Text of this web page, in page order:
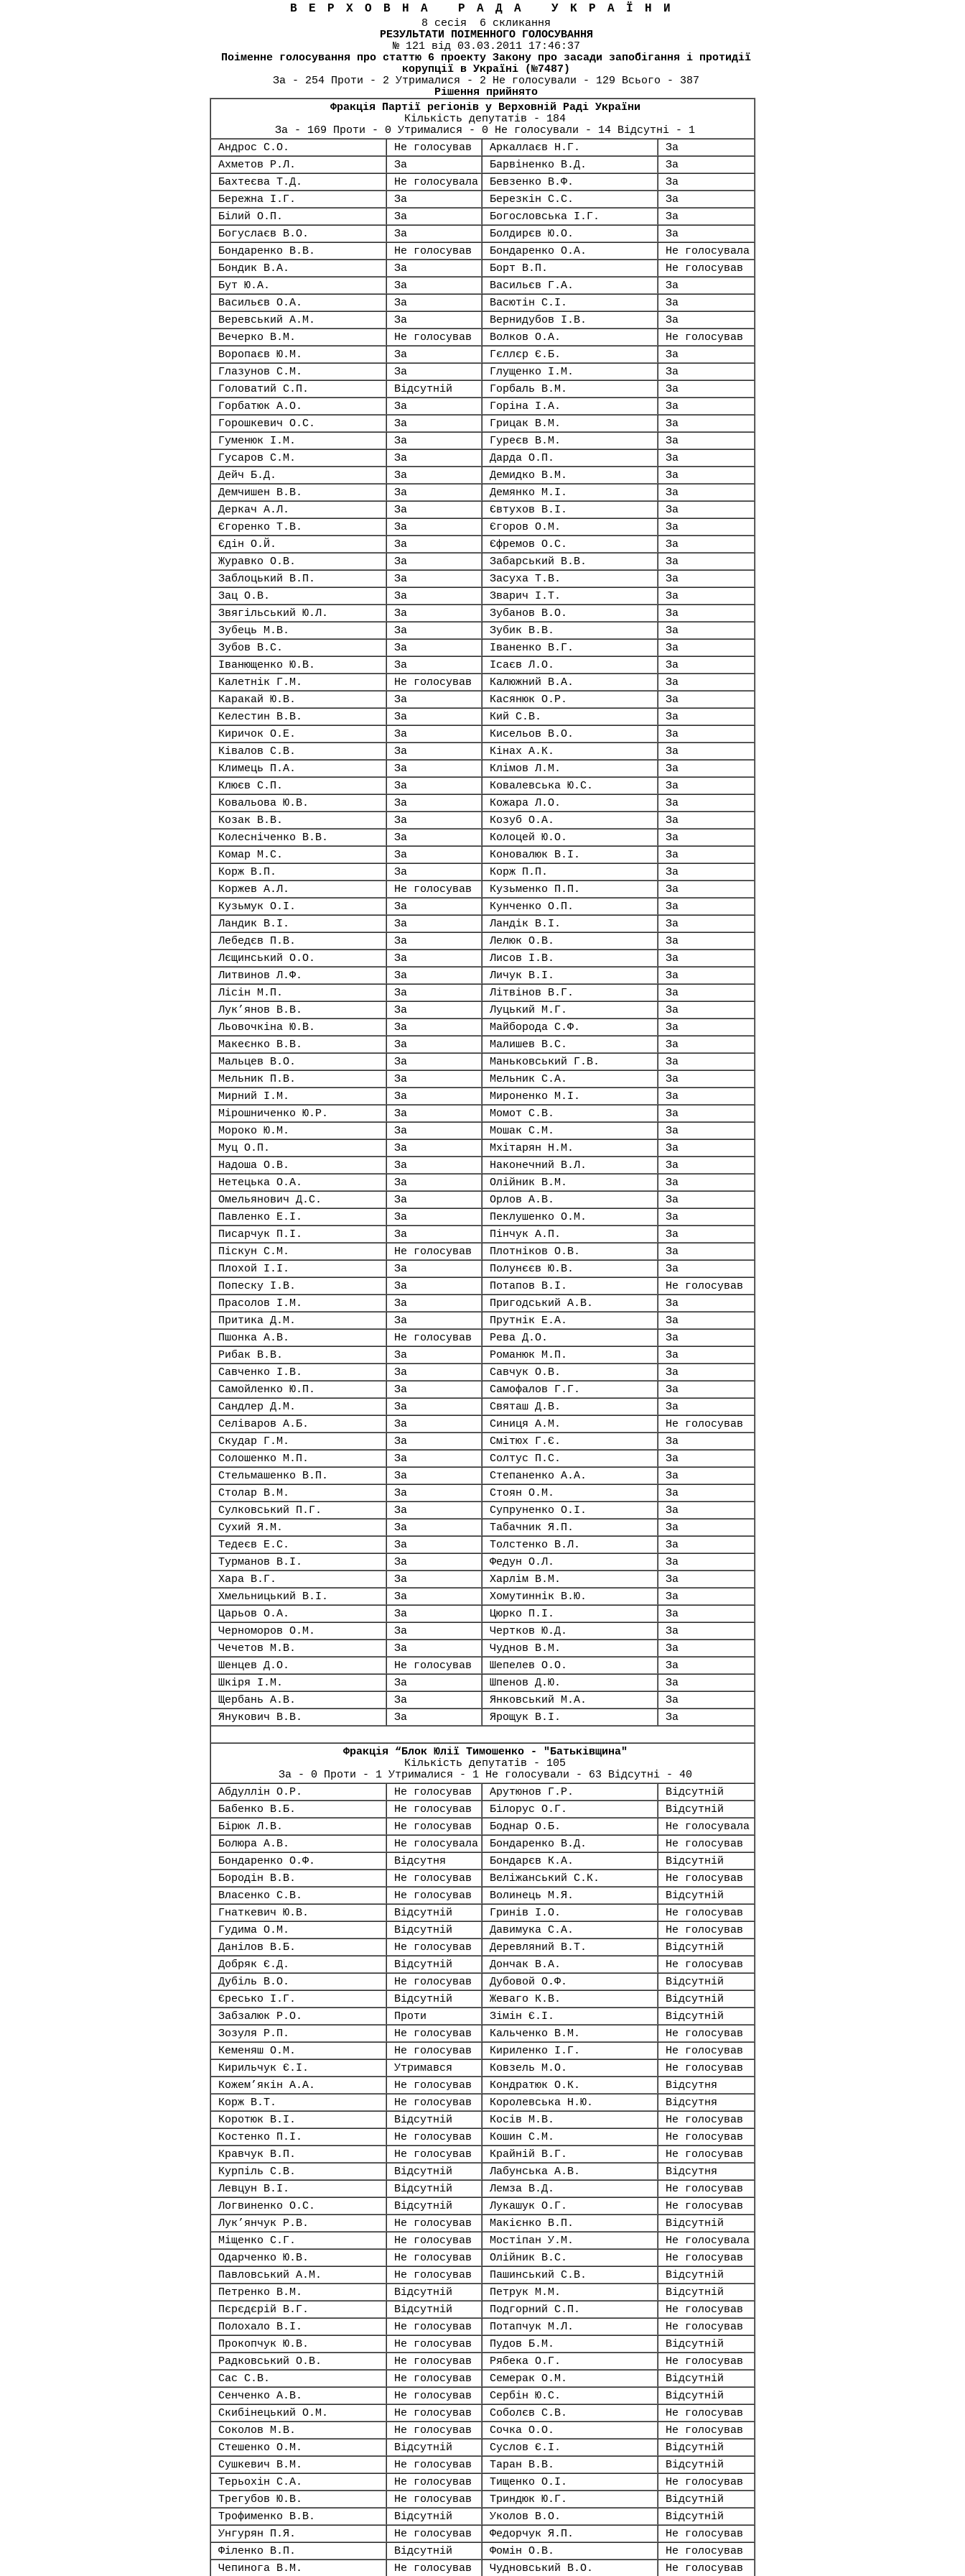
ВЕРХОВНА РАДА УКРАЇНИ
8 сесія 6 скликання
РЕЗУЛЬТАТИ ПОІМЕННОГО ГОЛОСУВАННЯ
№ 121 від 03.03.2011 17:46:37
Поіменне голосування про статтю 6 проекту Закону про засади запобігання і протидії
корупції в Україні (№7487)
За - 254 Проти - 2 Утрималися - 2 Не голосували - 129 Всього - 387
Рішення прийнято
Фракція Партії регіонів у Верховній Раді України
Кількість депутатів - 184
За - 169 Проти - 0 Утрималися - 0 Не голосували - 14 Відсутні - 1
Андрос С.О.
Не голосував Аркаллаєв Н.Г.
За
Ахметов Р.Л.
За Барвіненко В.Д.
За
Бахтеєва Т.Д.
Не голосувала Бевзенко В.Ф.
За
Бережна І.Г.
За Березкін С.С.
За
Білий О.П.
За Богословська І.Г.
За
Богуслаєв В.О.
За Болдирєв Ю.О.
За
Бондаренко В.В.
Не голосував Бондаренко О.А.
Не голосувала
Бондик В.А.
За Борт В.П.
Не голосував
Бут Ю.А.
За Васильєв Г.А.
За
Васильєв О.А.
За Васютін С.І.
За
Веревський А.М.
За Вернидубов І.В.
За
Вечерко В.М.
Не голосував Волков О.А.
Не голосував
Воропаєв Ю.М.
За Гєллєр Є.Б.
За
Глазунов С.М.
За Глущенко І.М.
За
Головатий С.П.
Відсутній Горбаль В.М.
За
Горбатюк А.О.
За Горіна І.А.
За
Горошкевич О.С.
За Грицак В.М.
За
Гуменюк І.М.
За Гуреєв В.М.
За
Гусаров С.М.
За Дарда О.П.
За
Дейч Б.Д.
За Демидко В.М.
За
Демчишен В.В.
За Демянко М.І.
За
Деркач А.Л.
За Євтухов В.І.
За
Єгоренко Т.В.
За Єгоров О.М.
За
Єдін О.Й.
За Єфремов О.С.
За
Журавко О.В.
За Забарський В.В.
За
Заблоцький В.П.
За Засуха Т.В.
За
Зац О.В.
За Зварич І.Т.
За
Звягільський Ю.Л.
За Зубанов В.О.
За
Зубець М.В.
За Зубик В.В.
За
Зубов В.С.
За Іваненко В.Г.
За
Іванющенко Ю.В.
За Ісаєв Л.О.
За
Калетнік Г.М.
Не голосував Калюжний В.А.
За
Каракай Ю.В.
За Касянюк О.Р.
За
Келестин В.В.
За Кий С.В.
За
Киричок О.Е.
За Кисельов В.О.
За
Ківалов С.В.
За Кінах А.К.
За
Климець П.А.
За Клімов Л.М.
За
Клюєв С.П.
За Ковалевська Ю.С.
За
Ковальова Ю.В.
За Кожара Л.О.
За
Козак В.В.
За Козуб О.А.
За
Колесніченко В.В.
За Колоцей Ю.О.
За
Комар М.С.
За Коновалюк В.І.
За
Корж В.П.
За Корж П.П.
За
Коржев А.Л.
Не голосував Кузьменко П.П.
За
Кузьмук О.І.
За Кунченко О.П.
За
Ландик В.І.
За Ландік В.І.
За
Лебедєв П.В.
За Лелюк О.В.
За
Лєщинський О.О.
За Лисов І.В.
За
Литвинов Л.Ф.
За Личук В.І.
За
Лісін М.П.
За Літвінов В.Г.
За
Лук’янов В.В.
За Луцький М.Г.
За
Льовочкіна Ю.В.
За Майборода С.Ф.
За
Макеєнко В.В.
За Малишев В.С.
За
Мальцев В.О.
За Маньковський Г.В.
За
Мельник П.В.
За Мельник С.А.
За
Мирний І.М.
За Мироненко М.І.
За
Мірошниченко Ю.Р.
За Момот С.В.
За
Мороко Ю.М.
За Мошак С.М.
За
Муц О.П.
За Мхітарян Н.М.
За
Надоша О.В.
За Наконечний В.Л.
За
Нетецька О.А.
За Олійник В.М.
За
Омельянович Д.С.
За Орлов А.В.
За
Павленко Е.І.
За Пеклушенко О.М.
За
Писарчук П.І.
За Пінчук А.П.
За
Піскун С.М.
Не голосував Плотніков О.В.
За
Плохой І.І.
За Полунєєв Ю.В.
За
Попеску І.В.
За Потапов В.І.
Не голосував
Прасолов І.М.
За Пригодський А.В.
За
Притика Д.М.
За Прутнік Е.А.
За
Пшонка А.В.
Не голосував Рева Д.О.
За
Рибак В.В.
За Романюк М.П.
За
Савченко І.В.
За Савчук О.В.
За
Самойленко Ю.П.
За Самофалов Г.Г.
За
Сандлер Д.М.
За Святаш Д.В.
За
Селіваров А.Б.
За Синиця А.М.
Не голосував
Скудар Г.М.
За Смітюх Г.Є.
За
Солошенко М.П.
За Солтус П.С.
За
Стельмашенко В.П.
За Степаненко А.А.
За
Столар В.М.
За Стоян О.М.
За
Сулковський П.Г.
За Супруненко О.І.
За
Сухий Я.М.
За Табачник Я.П.
За
Тедеєв Е.С.
За Толстенко В.Л.
За
Турманов В.І.
За Федун О.Л.
За
Хара В.Г.
За Харлім В.М.
За
Хмельницький В.І.
За Хомутиннік В.Ю.
За
Царьов О.А.
За Цюрко П.І.
За
Черноморов О.М.
За Чертков Ю.Д.
За
Чечетов М.В.
За Чуднов В.М.
За
Шенцев Д.О.
Не голосував Шепелев О.О.
За
Шкіря І.М.
За Шпенов Д.Ю.
За
Щербань А.В.
За Янковський М.А.
За
Янукович В.В.
За Ярощук В.І. За
Фракція “Блок Юлії Тимошенко - "Батьківщина"
Кількість депутатів - 105
За - 0 Проти - 1 Утрималися - 1 Не голосували - 63 Відсутні - 40
Абдуллін О.Р.
Не голосував Арутюнов Г.Р.
Відсутній
Бабенко В.Б.
Не голосував Білорус О.Г.
Відсутній
Бірюк Л.В.
Не голосував Боднар О.Б.
Не голосувала
Болюра А.В.
Не голосувала Бондаренко В.Д.
Не голосував
Бондаренко О.Ф.
Відсутня Бондарєв К.А.
Відсутній
Бородін В.В.
Не голосував Веліжанський С.К.
Не голосував
Власенко С.В.
Не голосував Волинець М.Я.
Відсутній
Гнаткевич Ю.В.
Відсутній Гринів І.О.
Не голосував
Гудима О.М.
Відсутній Давимука С.А.
Не голосував
Данілов В.Б.
Не голосував Деревляний В.Т.
Відсутній
Добряк Є.Д.
Відсутній Дончак В.А.
Не голосував
Дубіль В.О.
Не голосував Дубовой О.Ф.
Відсутній
Єресько І.Г.
Відсутній Жеваго К.В.
Відсутній
Забзалюк Р.О.
Проти Зімін Є.І.
Відсутній
Зозуля Р.П.
Не голосував Кальченко В.М.
Не голосував
Кеменяш О.М.
Не голосував Кириленко І.Г.
Не голосував
Кирильчук Є.І.
Утримався Ковзель М.О.
Не голосував
Кожем’якін А.А.
Не голосував Кондратюк О.К.
Відсутня
Корж В.Т.
Не голосував Королевська Н.Ю.
Відсутня
Коротюк В.І.
Відсутній Косів М.В.
Не голосував
Костенко П.І.
Не голосував Кошин С.М.
Не голосував
Кравчук В.П.
Не голосував Крайній В.Г.
Не голосував
Курпіль С.В.
Відсутній Лабунська А.В.
Відсутня
Левцун В.І.
Відсутній Лемза В.Д.
Не голосував
Логвиненко О.С.
Відсутній Лукашук О.Г.
Не голосував
Лук’янчук Р.В.
Не голосував Макієнко В.П.
Відсутній
Міщенко С.Г.
Не голосував Мостіпан У.М.
Не голосувала
Одарченко Ю.В.
Не голосував Олійник В.С.
Не голосував
Павловський А.М.
Не голосував Пашинський С.В.
Відсутній
Петренко В.М.
Відсутній Петрук М.М.
Відсутній
Пєрєдєрій В.Г.
Відсутній Подгорний С.П.
Не голосував
Полохало В.І.
Не голосував Потапчук М.Л.
Не голосував
Прокопчук Ю.В.
Не голосував Пудов Б.М.
Відсутній
Радковський О.В.
Не голосував Рябека О.Г.
Не голосував
Сас С.В.
Не голосував Семерак О.М.
Відсутній
Сенченко А.В.
Не голосував Сербін Ю.С.
Відсутній
Скибінецький О.М.
Не голосував Соболєв С.В.
Не голосував
Соколов М.В.
Не голосував Сочка О.О.
Не голосував
Стешенко О.М.
Відсутній Суслов Є.І.
Відсутній
Сушкевич В.М.
Не голосував Таран В.В.
Відсутній
Терьохін С.А.
Не голосував Тищенко О.І.
Не голосував
Трегубов Ю.В.
Не голосував Триндюк Ю.Г.
Відсутній
Трофименко В.В.
Відсутній Уколов В.О.
Відсутній
Унгурян П.Я.
Не голосував Федорчук Я.П.
Не голосував
Філенко В.П.
Відсутній Фомін О.В.
Не голосував
Чепинога В.М.
Не голосував Чудновський В.О. Не голосував